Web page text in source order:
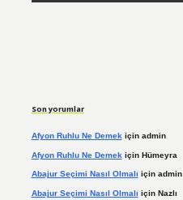
Son yorumlar
Afyon Ruhlu Ne Demek için admin
Afyon Ruhlu Ne Demek için Hümeyra
Abajur Seçimi Nasıl Olmalı için admin
Abajur Seçimi Nasıl Olmalı için Nazlı